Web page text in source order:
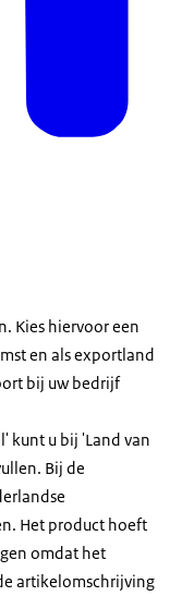
Kies hiervoor een
en als exportland
bij uw bedrijf
kunt u bij 'Land van
Bij de
Het product hoeft
omdat het
artikelomschrijving